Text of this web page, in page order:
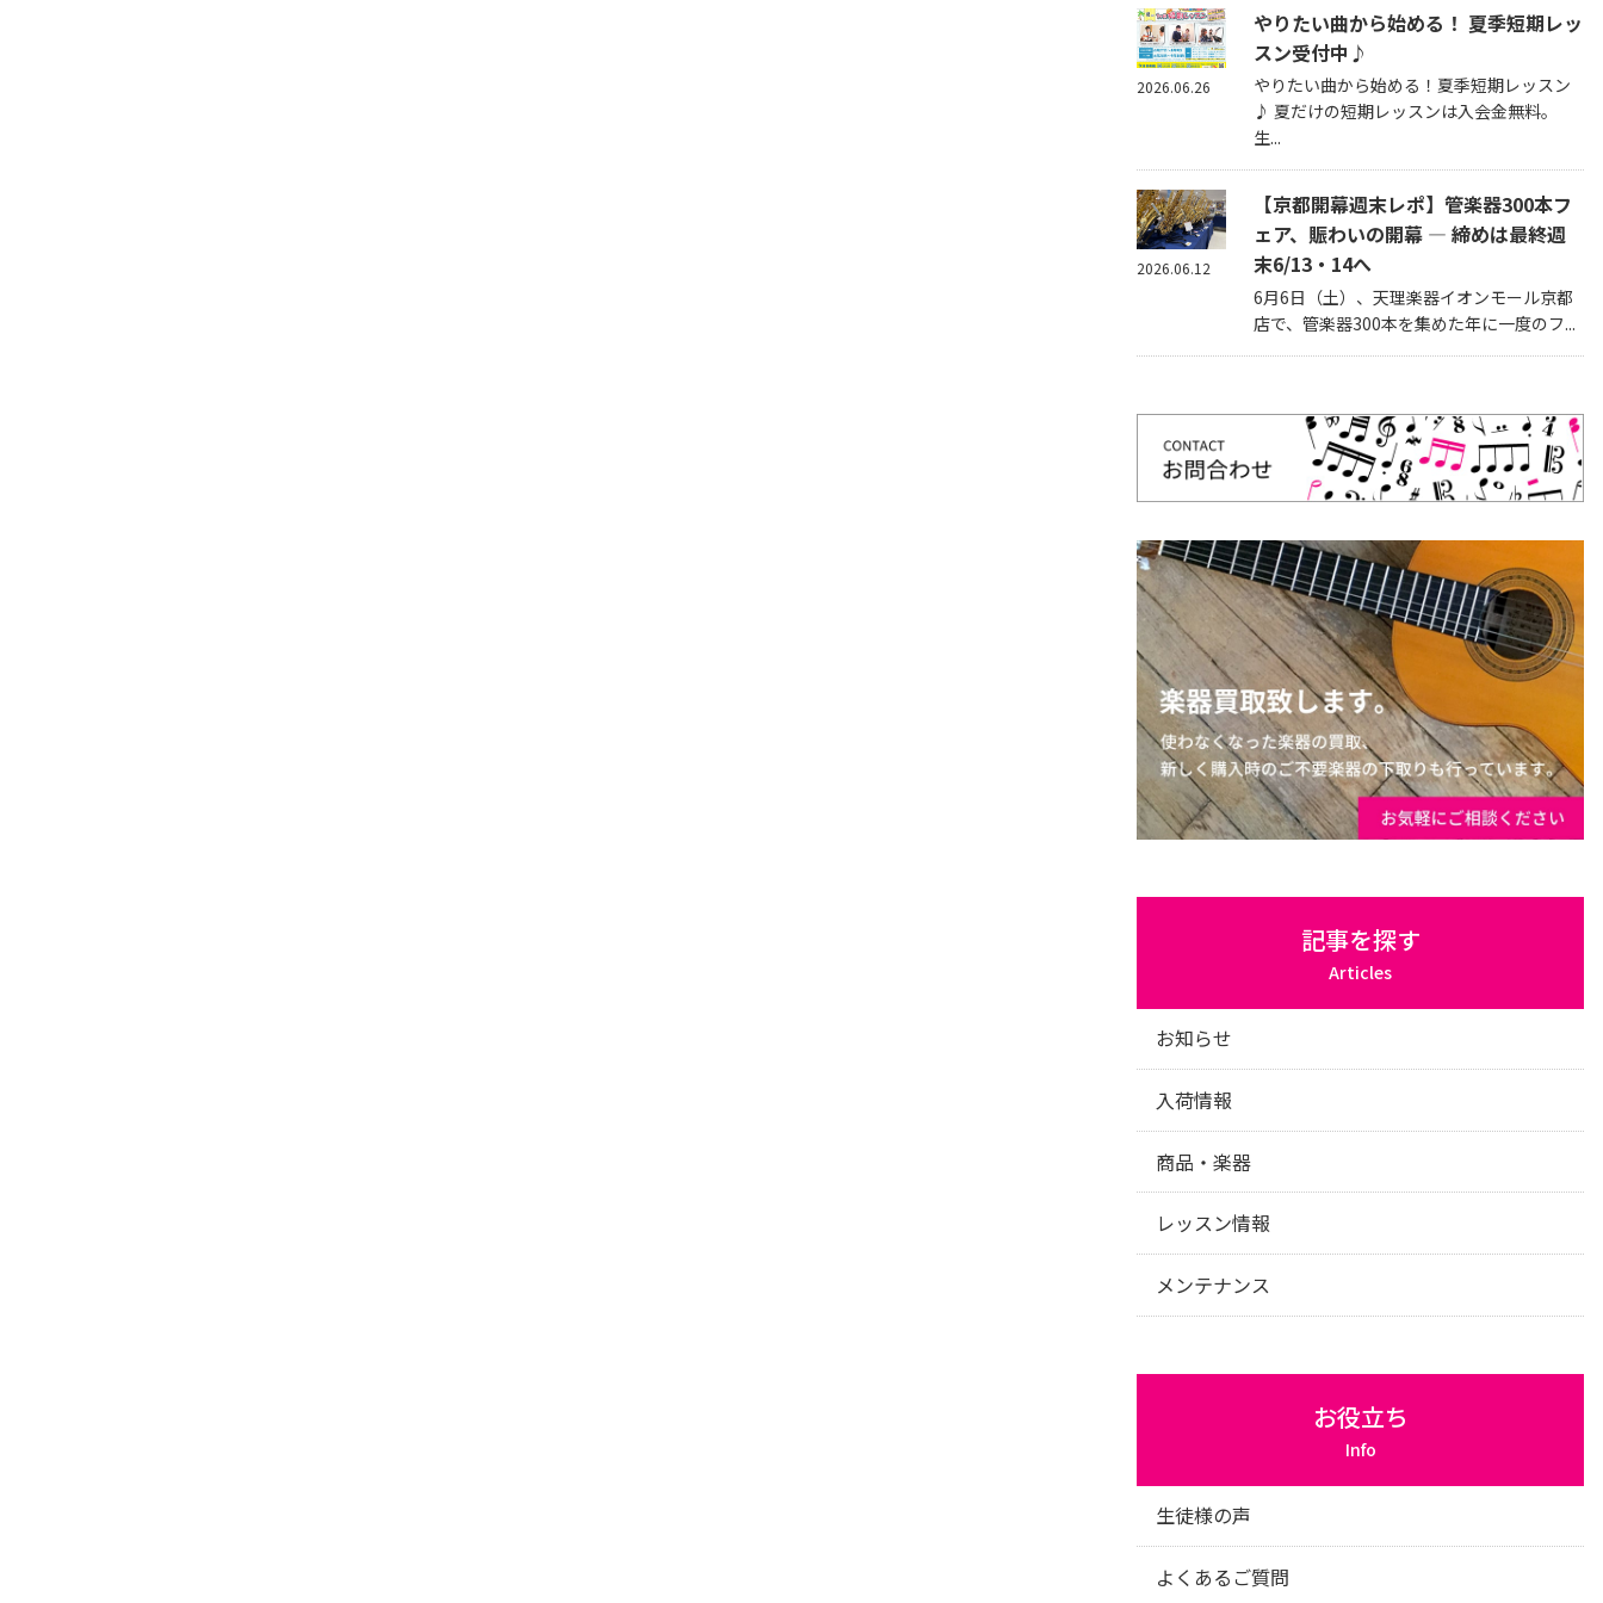
やりたい曲から始める！ 夏季短期レッ
スン受付中♪
やりたい曲から始める！夏季短期レッスン
♪ 夏だけの短期レッスンは入会金無料。
生...
2026.06.26
【京都開幕週末レポ】管楽器300本フ
ェア、賑わいの開幕 — 締めは最終週
末6/13・14へ
6月6日（土）、天理楽器イオンモール京都
店で、管楽器300本を集めた年に一度のフ...
2026.06.12
記事を探す
Articles
お知らせ
入荷情報
商品・楽器
レッスン情報
メンテナンス
お役立ち
Info
生徒様の声
よくあるご質問